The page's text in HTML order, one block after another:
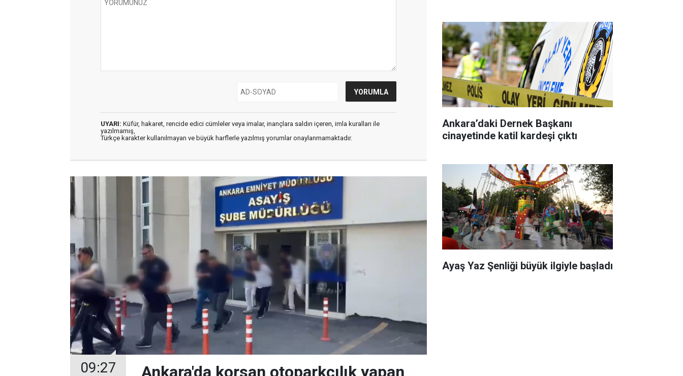
UYARI: Küfür, hakaret, rencide edici cümleler veya imalar, inançlara saldırı içeren, imla kuralları ile
yazılmamış,
Türkçe karakter kullanılmayan ve büyük harflerle yazılmış yorumlar onaylanmamaktadır.
09:27 Ankara'da korsan otoparkçılık yapan
Ankara’daki Dernek Başkanı
cinayetinde katil kardeşi çıktı
Ayaş Yaz Şenliği büyük ilgiyle başladı